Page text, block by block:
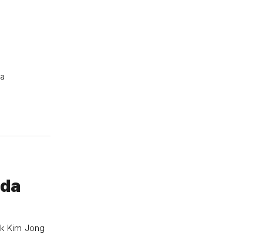
Kim Jong